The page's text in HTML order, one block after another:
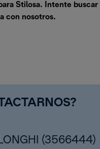
Stilosa. Intente buscar
con nosotros.
(3566444)